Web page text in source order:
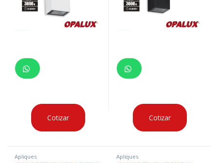
Cotizar Cotizar
Apliques Apliques